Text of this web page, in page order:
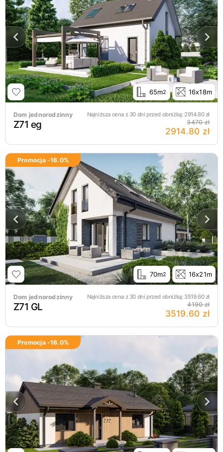
65m2 16x18m
Dom jednorodzinny Najniższa cena z 30 dni przed obniżką: 2914.80zł
Z71 eg 3470 zł
2914.80 zł
Promocja -16.0%
70m2 16x21m
Dom jednorodzinny Najniższa cena z 30 dni przed obniżką: 3519.60zł
Z71 GL 4190 zł
3519.60 zł
Promocja -16.0%